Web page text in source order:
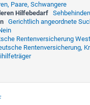
Paare, Schwangere
Hilfebedarf
Gerichtlich angeordnete
Rentenversicherung
Rentenversicherung,